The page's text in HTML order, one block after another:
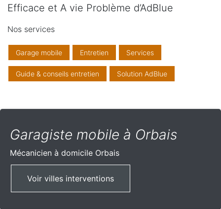
Efficace et A vie Problème d’AdBlue
Nos services
Garage mobile Entretien Services
Guide & conseils entretien Solution AdBlue
Garagiste mobile à Orbais
Mécanicien à domicile Orbais
Voir villes interventions